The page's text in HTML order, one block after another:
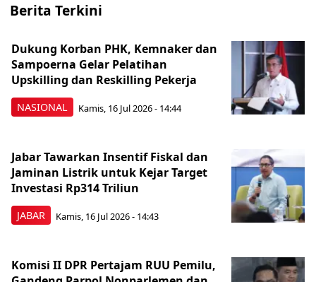
Berita Terkini
NASIONAL
Dukung Korban PHK, Kemnaker dan
Sampoerna Gelar Pelatihan
Upskilling dan Reskilling Pekerja
Kamis, 16 Jul 2026 - 14:44
JABAR
Jabar Tawarkan Insentif Fiskal dan
Jaminan Listrik untuk Kejar Target
Investasi Rp314 Triliun
Kamis, 16 Jul 2026 - 14:43
Komisi II DPR Pertajam RUU Pemilu,